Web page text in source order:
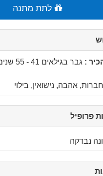
לתת מתנה
to
collapse
: גבר בגילאים 41 - 55 שנים
חברות, אהבה, נישואין, בילוי
פרופיל
to
נבדקה